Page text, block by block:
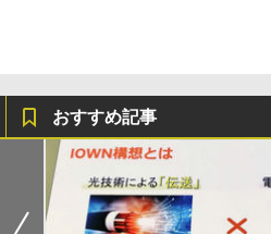
おすすめ記事